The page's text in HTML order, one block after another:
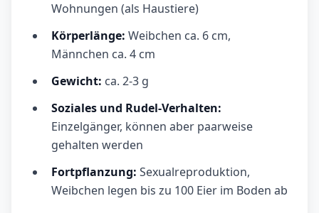
Wohnungen (als Haustiere)
Körperlänge: Weibchen ca. 6 cm,
Männchen ca. 4 cm
Gewicht: ca. 2-3 g
Soziales und Rudel-Verhalten:
Einzelgänger, können aber paarweise
gehalten werden
Fortpflanzung: Sexualreproduktion,
Weibchen legen bis zu 100 Eier im Boden ab